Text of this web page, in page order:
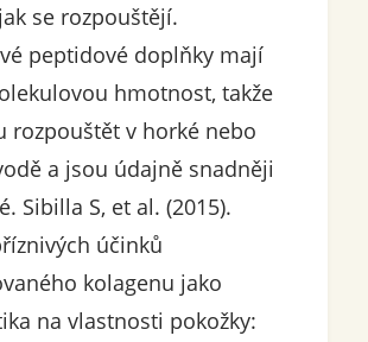
se rozpouštějí.
peptidové doplňky mají
hmotnost, takže
rozpouštět v horké nebo
a jsou údajně snadněji
Sibilla S, et al. (2015).
účinků
kolagenu jako
na vlastnosti pokožky: